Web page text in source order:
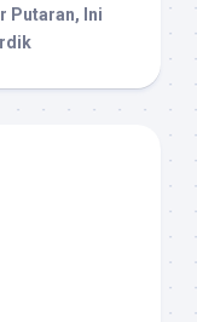
Putaran, Ini